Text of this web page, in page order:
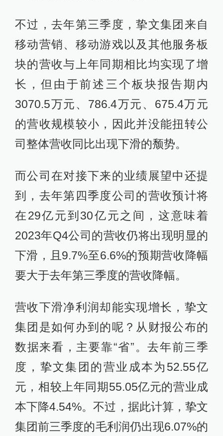
不过，去年第三季度，挚文集团来自
移动营销、移动游戏以及其他服务板
块的营收与上年同期相比均实现了增
长，但由于前述三个板块报告期内
3070.5万元、786.4万元、675.4万元
的营收规模较小，因此并没能扭转公
司整体营收同比出现下滑的颓势。
而公司在对接下来的业绩展望中还提
到，去年第四季度公司的营收预计将
在29亿元到30亿元之间，这意味着
2023年Q4公司的营收仍将出现明显的
下滑，且9.7%至6.6%的预期营收降幅
要大于去年第三季度的营收降幅。
营收下滑净利润却能实现增长，挚文
集团是如何办到的呢？从财报公布的
数据来看，主要靠“省”。去年前三季
度，挚文集团的营业成本为52.55亿
元，相较上年同期55.05亿元的营业成
本下降4.54%。不过，据此计算，挚文
集团前三季度的毛利润仍出现6.07%的